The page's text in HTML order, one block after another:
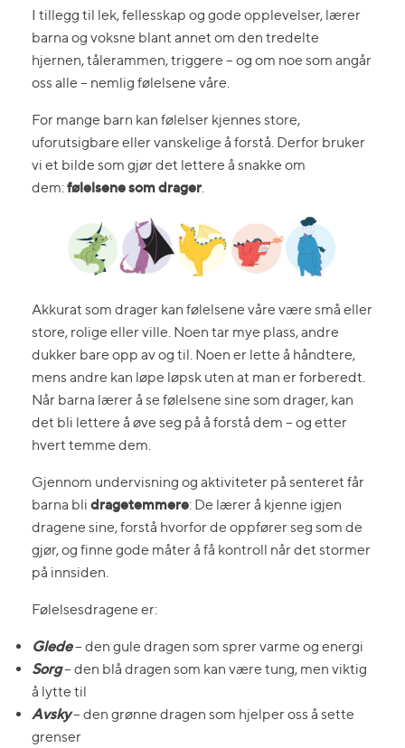
I tillegg til lek, fellesskap og gode opplevelser, lærer
barna og voksne blant annet om den tredelte
hjernen, tålerammen, triggere – og om noe som angår
oss alle – nemlig følelsene våre.
For mange barn kan følelser kjennes store,
uforutsigbare eller vanskelige å forstå. Derfor bruker
vi et bilde som gjør det lettere å snakke om
dem:følelsene som drager.
Akkurat som drager kan følelsene våre være små eller
store, rolige eller ville. Noen tar mye plass, andre
dukker bare opp av og til. Noen er lette å håndtere,
mens andre kan løpe løpsk uten at man er forberedt.
Når barna lærer å se følelsene sine som drager, kan
det bli lettere å øve seg på å forstå dem – og etter
hvert temme dem.
Gjennom undervisning og aktiviteter på senteret får
barna bli dragetemmere: De lærer å kjenne igjen
dragene sine, forstå hvorfor de oppfører seg som de
gjør, og finne gode måter å få kontroll når det stormer
på innsiden.
Følelsesdragene er:
Glede– den gule dragen som sprer varme og energi
Sorg– den blå dragen som kan være tung, men viktig
å lytte til
Avsky– den grønne dragen som hjelper oss å sette
grenser